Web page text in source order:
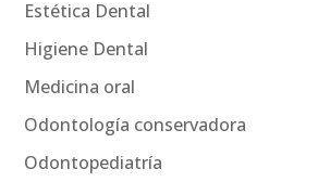
Estética Dental
Higiene Dental
Medicina oral
Odontología conservadora
Odontopediatría